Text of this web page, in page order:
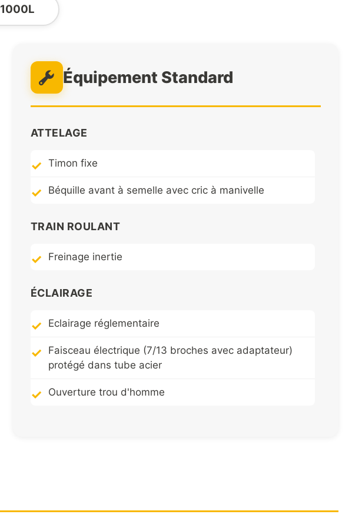
1000L
Équipement Standard
ATTELAGE
Timon fixe
Béquille avant à semelle avec cric à manivelle
TRAIN ROULANT
Freinage inertie
ÉCLAIRAGE
Eclairage réglementaire
Faisceau électrique (7/13 broches avec adaptateur)
protégé dans tube acier
Ouverture trou d'homme